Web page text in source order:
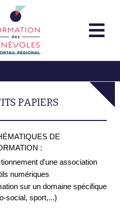
PAPIERS
DE
:
d'une association
numériques
sur un domaine spécifique
social, sport,...)